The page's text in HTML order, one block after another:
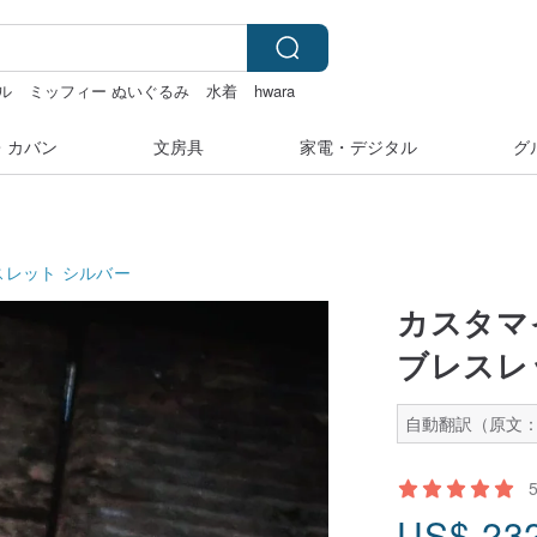
ミッフィー ぬいぐるみ 水着 hwara
カバン 文房具 家電・デジタル グ
ット シルバー
カスタ
ブレス
自動翻訳（原文